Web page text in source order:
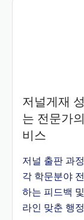
저널게재
는 전문가
비스
저널 출판 과
각 학문분야
하는 피드백
라인 맞춘 행